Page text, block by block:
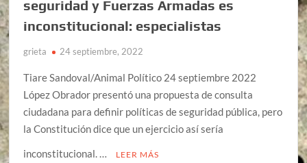
seguridad y Fuerzas Armadas es
inconstitucional: especialistas
grieta 24 septiembre, 2022
Tiare Sandoval/Animal Político 24 septiembre 2022
López Obrador presentó una propuesta de consulta
ciudadana para definir políticas de seguridad pública, pero
la Constitución dice que un ejercicio así sería
inconstitucional. …
LEER MÁS